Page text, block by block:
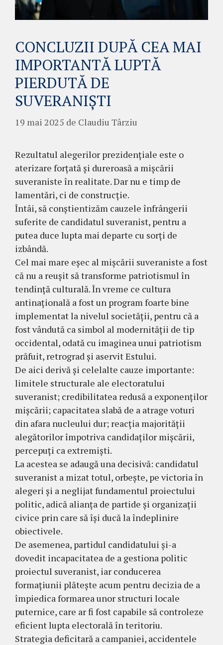
CONCLUZII DUPĂ CEA MAI
IMPORTANTĂ LUPTĂ
PIERDUTĂ DE
SUVERANIȘTI
19 mai 2025 de Claudiu Târziu
Rezultatul alegerilor prezidențiale este o
aterizare forțată și dureroasă a mișcării
suveraniste în realitate. Dar nu e timp de
lamentări, ci de construcție.
Întâi, să conștientizăm cauzele înfrângerii
suferite de candidatul suveranist, pentru a
putea duce lupta mai departe cu sorți de
izbândă.
Cel mai mare eșec al mișcării suveraniste a fost
că nu a reușit să transforme patriotismul în
tendință culturală. În vreme ce cultura
antinațională a fost un program foarte bine
implementat la nivelul societății, pentru că a
fost vândută ca simbol al modernității de tip
occidental, odată cu imaginea unui patriotism
prăfuit, retrograd și aservit Estului.
De aici derivă și celelalte cauze importante:
limitele structurale ale electoratului
suveranist; credibilitatea redusă a exponenților
mișcării; capacitatea slabă de a atrage voturi
din afara nucleului dur; reacția majorității
alegătorilor împotriva candidaților mișcării,
percepuți ca extremiști.
La acestea se adaugă una decisivă: candidatul
suveranist a mizat totul, orbește, pe victoria în
alegeri și a neglijat fundamentul proiectului
politic, adică alianța de partide și organizații
civice prin care să își ducă la îndeplinire
obiectivele.
De asemenea, partidul candidatului și-a
dovedit incapacitatea de a gestiona politic
proiectul suveranist, iar conducerea
formațiunii plătește acum pentru decizia de a
împiedica formarea unor structuri locale
puternice, care ar fi fost capabile să controleze
eficient lupta electorală în teritoriu.
Strategia deficitară a campaniei, accidentele